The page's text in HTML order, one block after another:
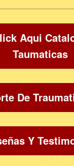
Aqui
Taumaticas
De
Y